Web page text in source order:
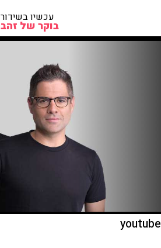
עכשיו בשידור
בוקר של זהב